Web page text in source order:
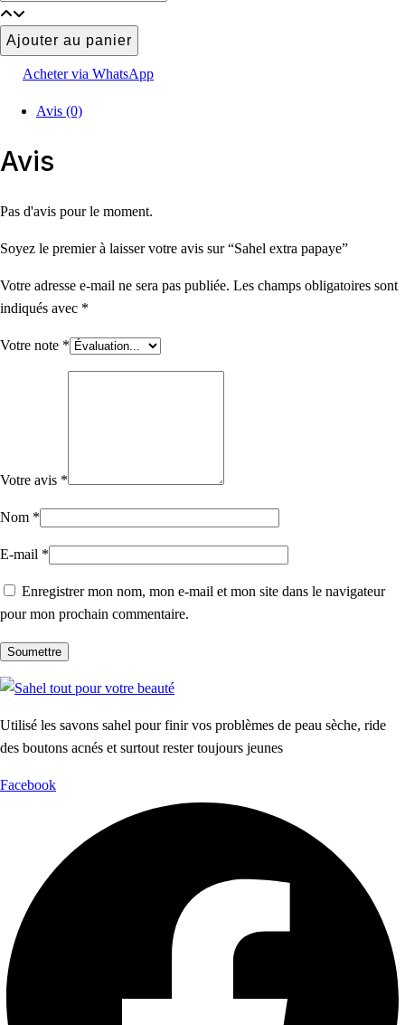
extra
papaye
quantité
Ajouter au panier
Acheter via WhatsApp
Avis (0)
Avis
Pas d'avis pour le moment.
Soyez le premier à laisser votre avis sur “Sahel extra papaye”
Votre adresse e-mail ne sera pas publiée. Les champs obligatoires sont
indiqués avec *
Votre note *
Votre avis *
Nom *
E-mail *
Enregistrer mon nom, mon e-mail et mon site dans le navigateur
pour mon prochain commentaire.
Utilisé les savons sahel pour finir vos problèmes de peau sèche, ride
des boutons acnés et surtout rester toujours jeunes
Facebook